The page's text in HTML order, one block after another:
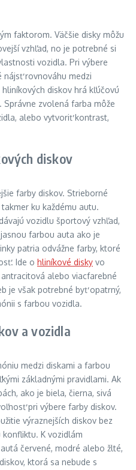
faktorom. Väčšie disky môžu
vzhľad, no je potrebné si
vozidla. Pri výbere
rovnováhu medzi
diskov hrá kľúčovú
zvolená farba môže
alebo vytvoriť kontrast,
diskov
farby diskov. Strieborné
ku každému autu.
vozidlu športový vzhľad,
farbou auta ako je
patria odvážne farby, ktoré
Ide o hliníkové disky vo
alebo viacfarebné
je však potrebné byť opatrný,
s farbou vozidla.
a vozidla
medzi diskami a farbou
základnými pravidlami. Ak
ako je biela, čierna, sivá
pri výbere farby diskov.
výraznejších diskov bez
K vozidlám
červené, modré alebo žlté,
ktorá sa nebude s